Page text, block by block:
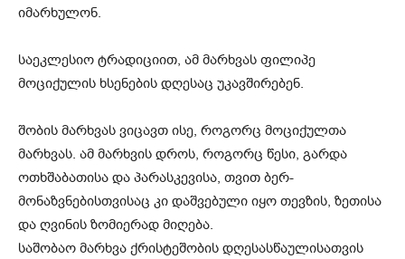
იმარხულონ.
საეკლესიო ტრადიციით, ამ მარხვას ფილიპე
მოციქულის ხსენების დღესაც უკავშირებენ.
შობის მარხვას ვიცავთ ისე, როგორც მოციქულთა
მარხვას. ამ მარხვის დროს, როგორც წესი, გარდა
ოთხშაბათისა და პარასკევისა, თვით ბერ-
მონაზვნებისთვისაც კი დაშვებული იყო თევზის, ზეთისა
და ღვინის ზომიერად მიღება.
საშობაო მარხვა ქრისტეშობის დღესასწაულისათვის